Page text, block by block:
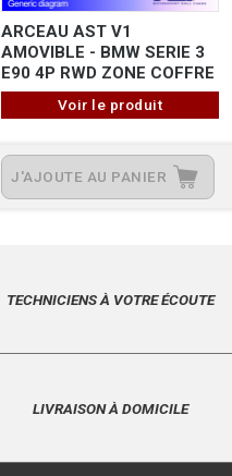
ARCEAU AST V1
AMOVIBLE - BMW SERIE 3
E90 4P RWD ZONE COFFRE
Voir le produit
J'AJOUTE AU PANIER
TECHNICIENS À VOTRE ÉCOUTE
LIVRAISON À DOMICILE